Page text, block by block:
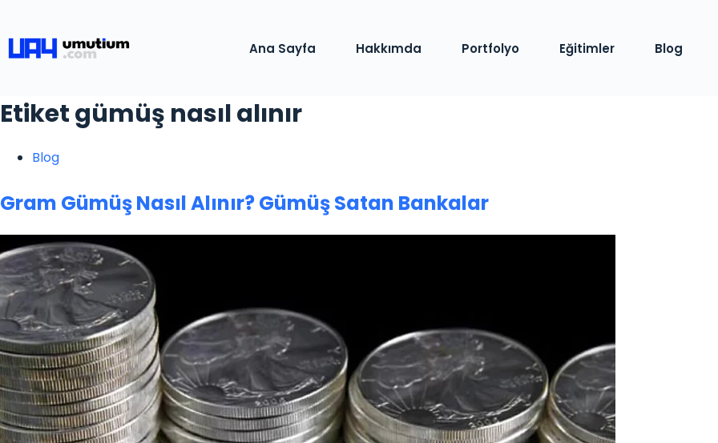
Ana Sayfa Hakkımda Portfolyo Eğitimler Blog
Etiketgümüş nasıl alınır
Blog
Gram Gümüş Nasıl Alınır? Gümüş Satan Bankalar